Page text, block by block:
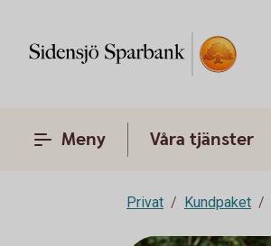
Meny Våra tjänster
Privat Kundpaket